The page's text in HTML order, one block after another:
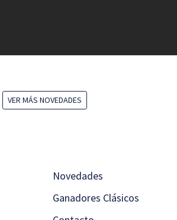
VER MÁS NOVEDADES
Novedades
Ganadores Clásicos